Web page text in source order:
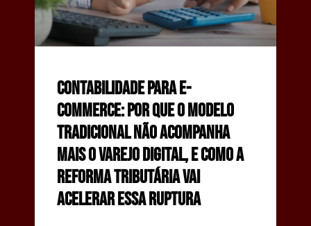
Contabilidade para e-
commerce: por que o modelo
tradicional não acompanha
mais o varejo digital, e como a
reforma tributária vai
acelerar essa ruptura